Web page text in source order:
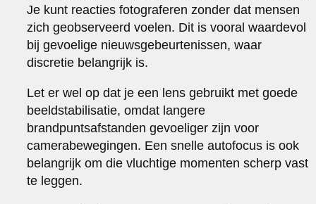
Je kunt reacties fotograferen zonder dat mensen
zich geobserveerd voelen. Dit is vooral waardevol
bij gevoelige nieuwsgebeurtenissen, waar
discretie belangrijk is.
Let er wel op dat je een lens gebruikt met goede
beeldstabilisatie, omdat langere
brandpuntsafstanden gevoeliger zijn voor
camerabewegingen. Een snelle autofocus is ook
belangrijk om die vluchtige momenten scherp vast
te leggen.